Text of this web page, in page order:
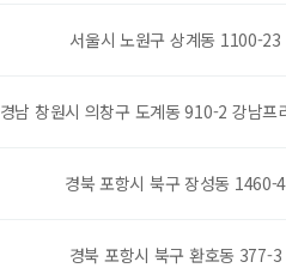
서울시 노원구 상계동 1100-23
경남 창원시 의창구 도계동 910-2 강남프
경북 포항시 북구 장성동 1460-4
경북 포항시 북구 환호동 377-3